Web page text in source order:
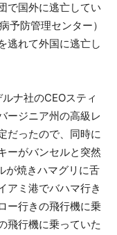
で国外に逃亡してい
予防管理センター）
逃れて外国に逃亡し
ナ社のCEOスティ
ージニア州の高級レ
だったので、同時に
ーがバンセルと突然
が焼きハマグリに舌
アミ港でバハマ行き
ー行きの飛行機に乗
飛行機に乗っていた